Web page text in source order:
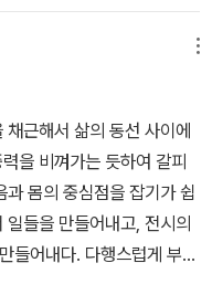
것일까? 아니면 수동적
장하는 박준영, 이정경,
전히 수동적으로 인생을
, 때때로 수동적이다. 이는
기 때문이다. 모든 인간은
없다. 그렇다고 우리는 항
동태의 세계 속에서 우리
더 가까운 삶을 살기도 한
는 그의 무한한 지성으로부
들이, 말하자면 신의 본질
신이 자기 자신을 사랑하
분되는지를 우리는 파악할
적으로 자명한 진리를 탐구
에 치중했으므로 공리공담
무것도 의미 있게 탐구하
이유는 다윈의 핵심 사상
론의 핵심이 적자생존이
장한다.' (<모든 생물의 자
떤 드라마 대사인데,내용이
하게 기억난다.이렇게 속물
없는 나로서도 이 말이 사
국어로 해리포터를읽고, 중
니는 덕분에 소규모의학군
근해서 삶의 동선 사이에
을 비껴가는 듯하여 갈피
몸의 중심점을 잡기가 쉽
들을 만들어내고, 전시의
들어내다. 다행스럽게 부유